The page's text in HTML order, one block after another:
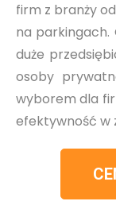
firm z branży
na parkingach.
duże
osoby
wyborem dla
efektywność w